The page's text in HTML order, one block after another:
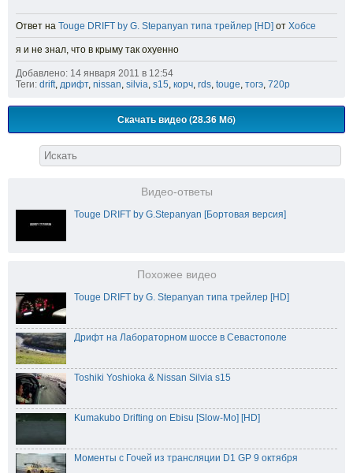
Ответ на Touge DRIFT by G. Stepanyan типа трейлер [HD] от Хобсе
я и не знал, что в крыму так охуенно
Добавлено: 14 января 2011 в 12:54
Теги: drift дрифт, nissan silvia s15 корч rds touge тогэ 720p
Скачать видео (28.36 Мб)
Видео-ответы
Touge DRIFT by G.Stepanyan [Бортовая версия]
Похожее видео
Touge DRIFT by G. Stepanyan типа трейлер [HD]
Дрифт на Лабораторном шоссе в Севастополе
Toshiki Yoshioka & Nissan Silvia s15
Kumakubo Drifting on Ebisu [Slow-Mo] [HD]
Моменты с Гочей из трансляции D1 GP 9 октября